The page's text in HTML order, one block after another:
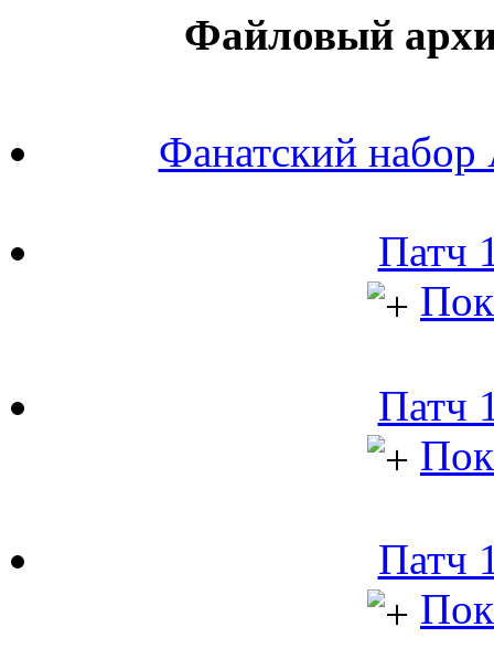
Файловый
Фанатский набор
Патч
Патч
Патч